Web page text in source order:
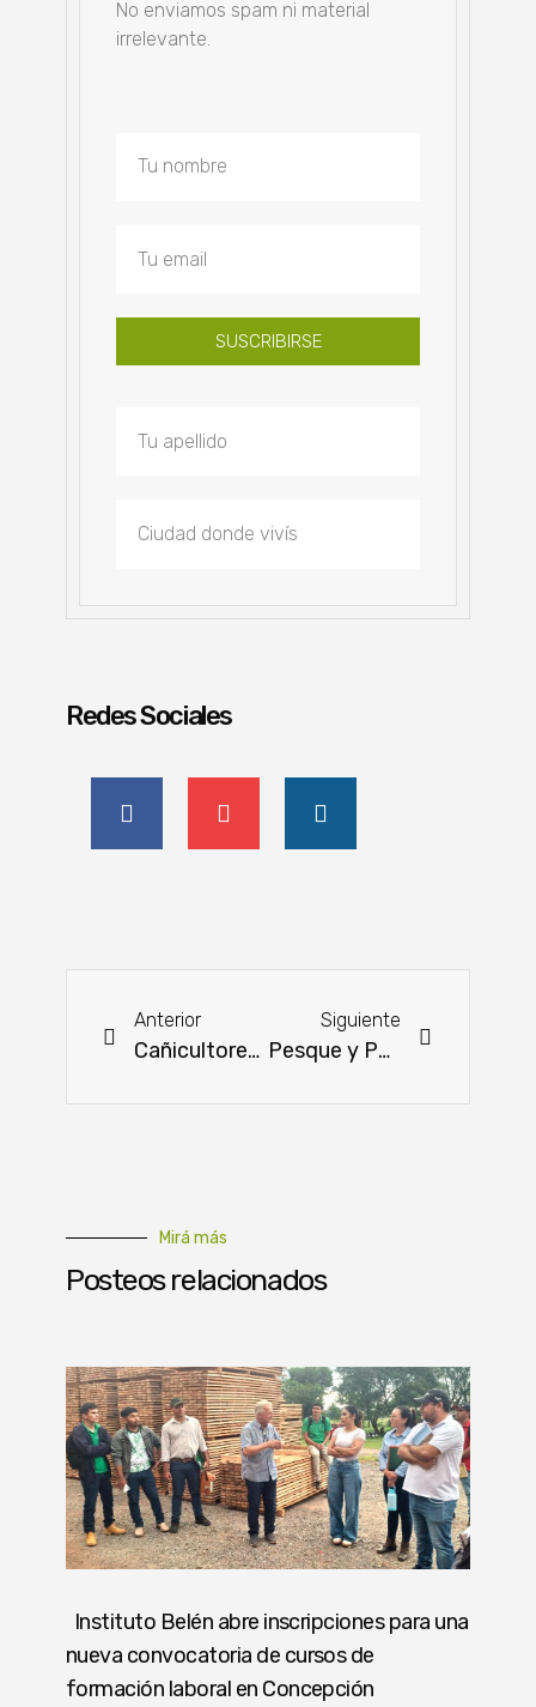
No enviamos spam ni material
irrelevante.
SUSCRIBIRSE
Redes Sociales
Anterior
Cañicultores amenazan “tomar Asunción”
Siguiente
Pesque y Pague Pacú: una historia de crecimiento familiar y compromiso con la piscicultura nacional
Mirá más
Posteos relacionados
Instituto Belén abre inscripciones para una
nueva convocatoria de cursos de
formación laboral en Concepción